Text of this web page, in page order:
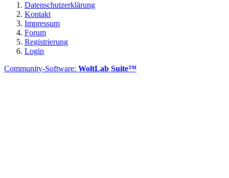
Datenschutzerklärung
Kontakt
Impressum
Forum
Registrierung
Login
Community-Software: WoltLab Suite™